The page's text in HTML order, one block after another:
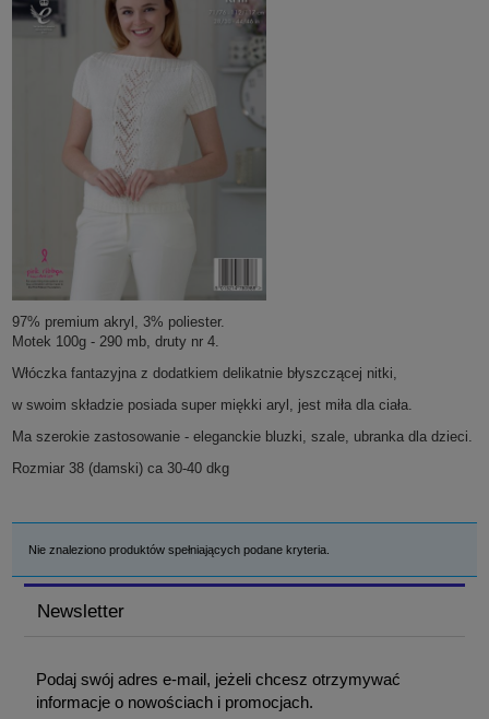
97% premium akryl, 3% poliester.
Motek 100g - 290 mb, druty nr 4.
Włóczka fantazyjna z dodatkiem delikatnie błyszczącej nitki,
w swoim składzie posiada super miękki aryl, jest miła dla ciała.
Ma szerokie zastosowanie - eleganckie bluzki, szale, ubranka dla dzieci.
Rozmiar 38 (damski) ca 30-40 dkg
Nie znaleziono produktów spełniających podane kryteria.
Newsletter
Podaj swój adres e-mail, jeżeli chcesz otrzymywać
informacje o nowościach i promocjach.